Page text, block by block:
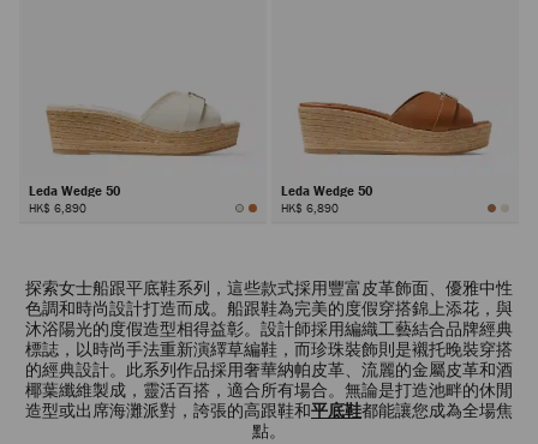
Leda Wedge 50
HK$ 6,890
Leda Wedge 50
HK$ 6,890
探索女士船跟平底鞋系列，這些款式採用豐富皮革飾面、優雅中性
色調和時尚設計打造而成。船跟鞋為完美的度假穿搭錦上添花，與
沐浴陽光的度假造型相得益彰。設計師採用編織工藝結合品牌經典
標誌，以時尚手法重新演繹草編鞋，而珍珠裝飾則是襯托晚裝穿搭
的經典設計。此系列作品採用奢華納帕皮革、流麗的金屬皮革和酒
椰葉纖維製成，靈活百搭，適合所有場合。無論是打造池畔的休閒
造型或出席海灘派對，誇張的高跟鞋和平底鞋都能讓您成為全場焦
點。